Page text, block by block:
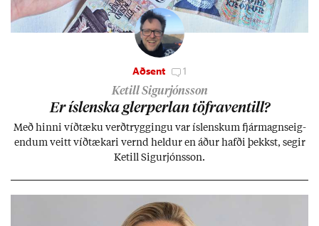
Aðsent 1
Ketill Sigurjónsson
Er ís­lenska glerperl­an töfra­ventill?
Með hinni víð­tæku verð­trygg­ingu var ís­lensk­um fjár­magns­eig­
end­um veitt víð­tæk­ari vernd held­ur en áð­ur hafði þekkst, seg­ir
Ketill Sig­ur­jóns­son.